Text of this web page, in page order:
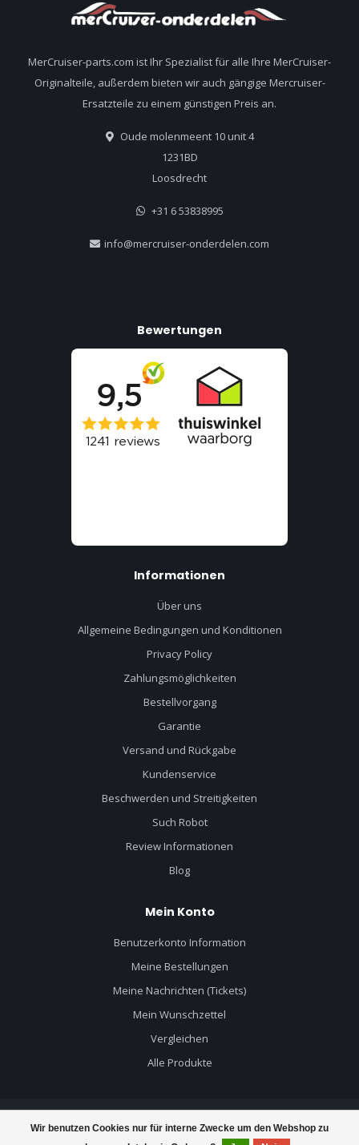
Wir benutzen Cookies nur für interne Zwecke um den Webshop zu
MerCruiser-parts.com ist Ihr Spezialist für alle Ihre MerCruiser-
Originalteile, außerdem bieten wir auch gängige Mercruiser-
Ersatzteile zu einem günstigen Preis an.
Oude molenmeent 10 unit 4
1231BD
Loosdrecht
+31 6 53838995
info@mercruiser-onderdelen.com
Bewertungen
Informationen
Über uns
Allgemeine Bedingungen und Konditionen
Privacy Policy
Zahlungsmöglichkeiten
Bestellvorgang
Garantie
Versand und Rückgabe
Kundenservice
Beschwerden und Streitigkeiten
Such Robot
Review Informationen
Blog
Mein Konto
Benutzerkonto Information
Meine Bestellungen
Meine Nachrichten (Tickets)
Mein Wunschzettel
Vergleichen
Alle Produkte